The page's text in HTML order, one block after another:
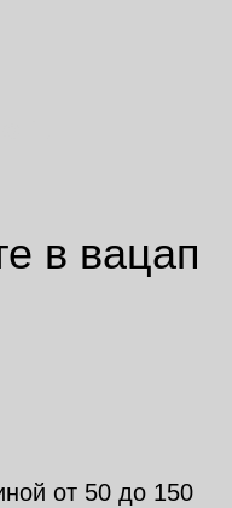
в вацап
от 50 до 150